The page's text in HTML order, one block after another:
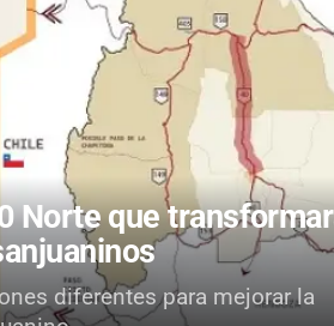
Norte que
diferentes para mejorar la